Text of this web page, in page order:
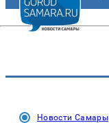
Новости Самары